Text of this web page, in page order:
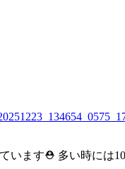
います⛑ 多い時には